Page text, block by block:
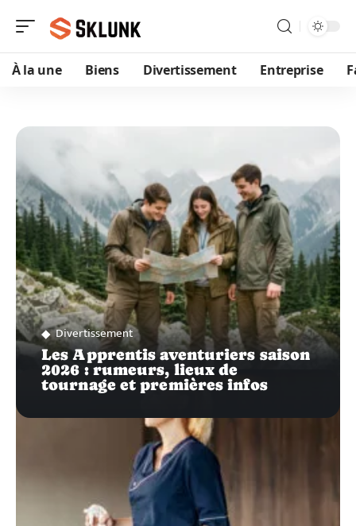
À la une Biens Divertissement Entreprise
Divertissement
Les Apprentis aventuriers saison
2026 : rumeurs, lieux de
tournage et premières infos